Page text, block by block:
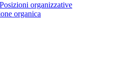
Posizioni organizzative
organica